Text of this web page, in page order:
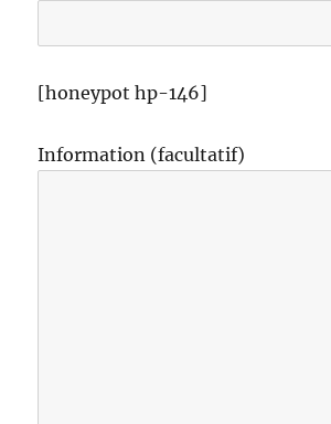
[honeypot hp-146]
Information (facultatif)